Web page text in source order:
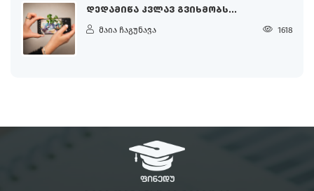
ᲓᲔᲓᲐᲛᲘᲬᲐ ᲙᲕᲚᲐᲕ ᲒᲕᲘᲮᲛᲝᲑᲡ...
მაია ჩაგუნავა 1618